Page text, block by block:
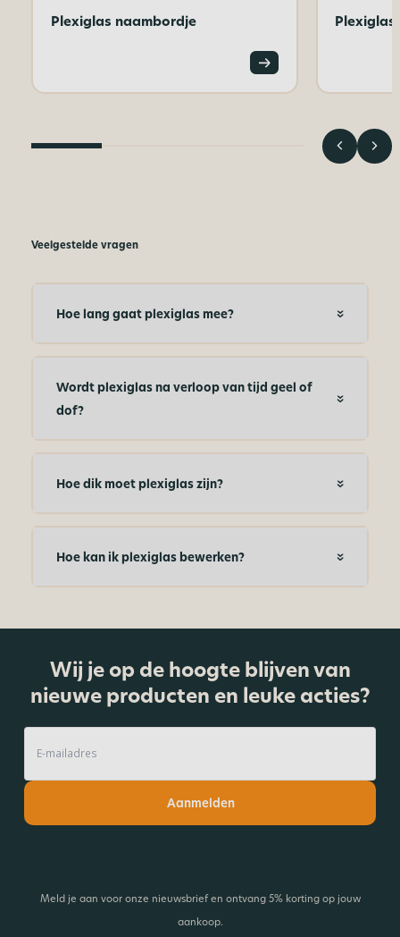
Plexiglas naambordje
Veelgestelde vragen
Hoe lang gaat plexiglas mee?
Wordt plexiglas na verloop van tijd geel of
dof?
Hoe dik moet plexiglas zijn?
Hoe kan ik plexiglas bewerken?
Wij je op de hoogte blijven van
nieuwe producten en leuke acties?
Aanmelden
Meld je aan voor onze nieuwsbrief en ontvang 5% korting op jouw
aankoop.